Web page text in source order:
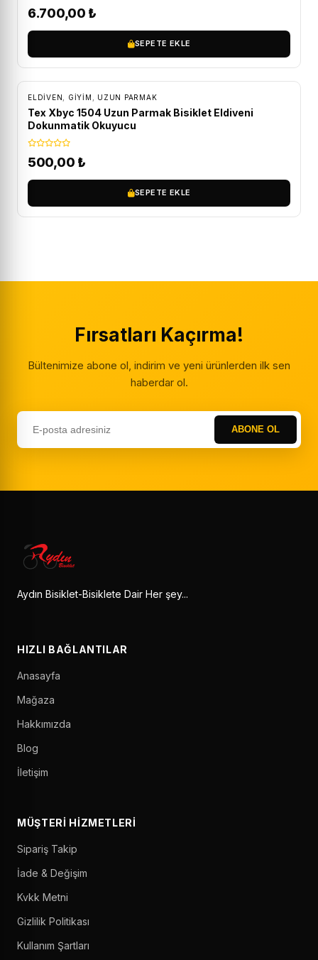
6.700,00 ₺
SEPETE EKLE
ELDIVEN GİYİM UZUN PARMAK
Tex Xbyc 1504 Uzun Parmak Bisiklet Eldiveni
Dokunmatik Okuyucu
500,00 ₺
SEPETE EKLE
Fırsatları Kaçırma!
Bültenimize abone ol, indirim ve yeni ürünlerden ilk sen
haberdar ol.
ABONE OL
Aydın Bisiklet-Bisiklete Dair Her şey...
HIZLI BAĞLANTILAR
Anasayfa
Mağaza
Hakkımızda
Blog
İletişim
MÜŞTERI HIZMETLERI
Sipariş Takip
İade & Değişim
Kvkk Metni
Gizlilik Politikası
Kullanım Şartları